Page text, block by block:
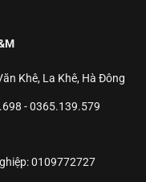
Khê, La Khê, Hà Đông
- 0365.139.579
0109772727